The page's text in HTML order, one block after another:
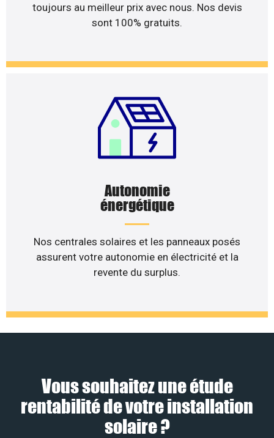
toujours au meilleur prix avec nous. Nos devis
sont 100% gratuits.
Autonomie
énergétique
Nos centrales solaires et les panneaux posés
assurent votre autonomie en électricité et la
revente du surplus.
Vous souhaitez une étude
rentabilité de votre installation
solaire ?